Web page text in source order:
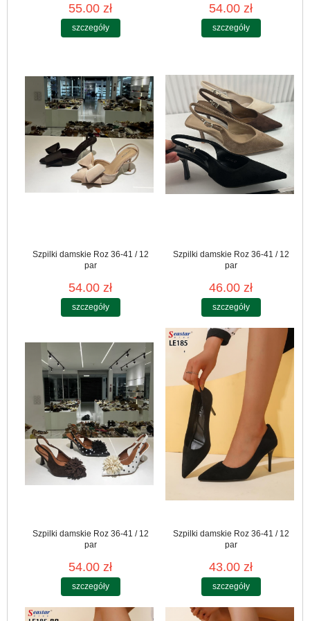
55.00 zł
szczegóły
54.00 zł
szczegóły
Szpilki damskie Roz 36-41 / 12
par
54.00 zł
szczegóły
Szpilki damskie Roz 36-41 / 12
par
46.00 zł
szczegóły
Szpilki damskie Roz 36-41 / 12
par
54.00 zł
szczegóły
Szpilki damskie Roz 36-41 / 12
par
43.00 zł
szczegóły